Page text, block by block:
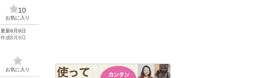
10
お気に入り
更新8月9日
作成8月9日
お気に入り